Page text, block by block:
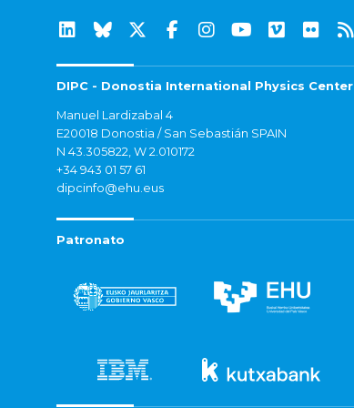
DIPC - Donostia International Physics Center
Manuel Lardizabal 4
E20018 Donostia / San Sebastián SPAIN
N 43.305822, W 2.010172
+34 943 01 57 61
dipcinfo@ehu.eus
Patronato